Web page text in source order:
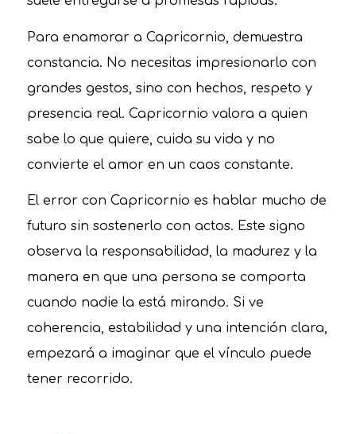
Para enamorar a Capricornio, demuestra
constancia. No necesitas impresionarlo con
grandes gestos, sino con hechos, respeto y
presencia real. Capricornio valora a quien
sabe lo que quiere, cuida su vida y no
convierte el amor en un caos constante.
El error con Capricornio es hablar mucho de
futuro sin sostenerlo con actos. Este signo
observa la responsabilidad, la madurez y la
manera en que una persona se comporta
cuando nadie la está mirando. Si ve
coherencia, estabilidad y una intención clara,
empezará a imaginar que el vínculo puede
tener recorrido.